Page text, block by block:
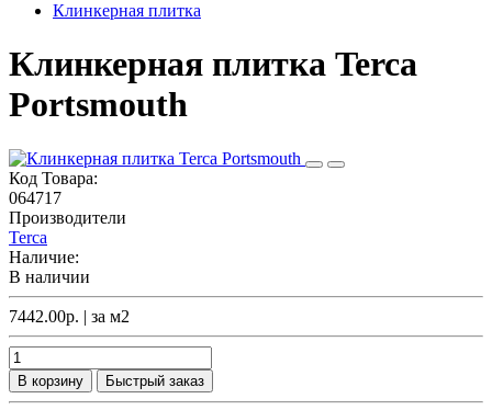
Клинкерная плитка
Клинкерная плитка Terca
Portsmouth
Код Товара:
064717
Производители
Terca
Наличие:
В наличии
7442.00р. | за м2
В корзину Быстрый заказ